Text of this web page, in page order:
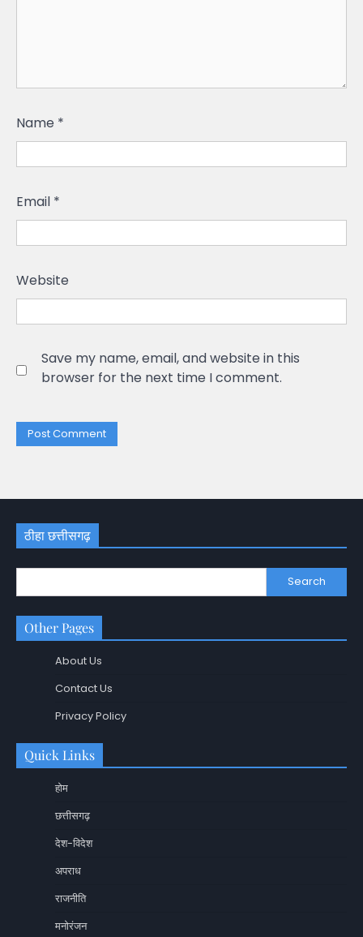
Name *
Email *
Website
Save my name, email, and website in this
browser for the next time I comment.
ठीहा छत्तीसगढ़
Search
Other Pages
About Us
Contact Us
Privacy Policy
Quick Links
होम
छत्तीसगढ़
देश-विदेश
अपराध
राजनीति
मनोरंजन